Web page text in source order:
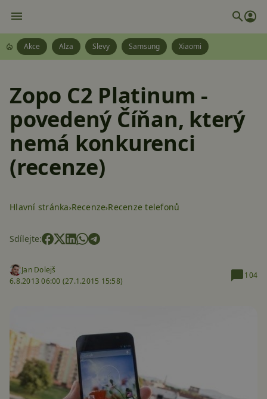
Akce Alza Slevy Samsung Xiaomi
Zopo C2 Platinum -
povedený Číňan, který
nemá konkurenci
(recenze)
Hlavní stránka Recenze Recenze telefonů
Sdílejte:
Jan Dolejš
6.8.2013 06:00 (27.1.2015 15:58)
104